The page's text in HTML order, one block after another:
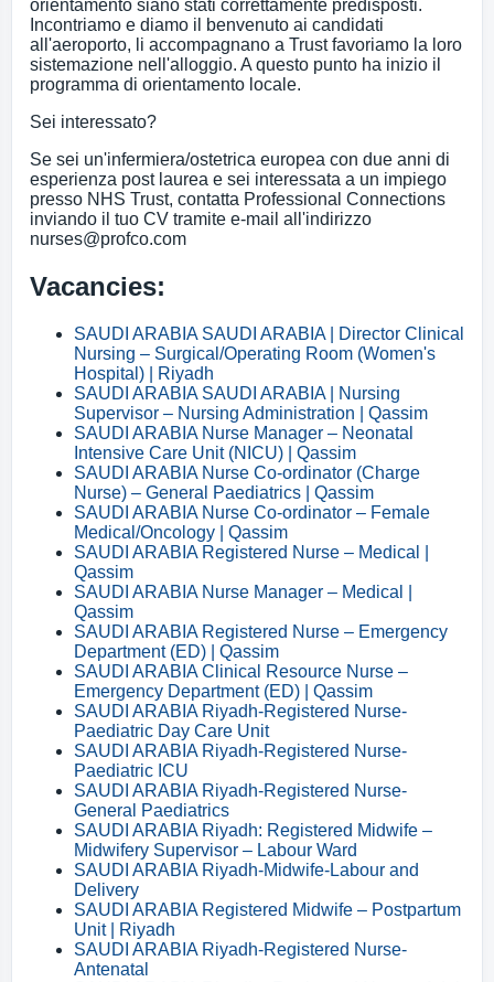
orientamento siano stati correttamente predisposti.
Incontriamo e diamo il benvenuto ai candidati
all'aeroporto, li accompagnano a Trust favoriamo la loro
sistemazione nell'alloggio. A questo punto ha inizio il
programma di orientamento locale.
Sei interessato?
Se sei un'infermiera/ostetrica europea con due anni di
esperienza post laurea e sei interessata a un impiego
presso NHS Trust, contatta Professional Connections
inviando il tuo CV tramite e-mail all'indirizzo
nurses@profco.com
Vacancies:
SAUDI ARABIA SAUDI ARABIA | Director Clinical
Nursing – Surgical/Operating Room (Women's
Hospital) | Riyadh
SAUDI ARABIA SAUDI ARABIA | Nursing
Supervisor – Nursing Administration | Qassim
SAUDI ARABIA Nurse Manager – Neonatal
Intensive Care Unit (NICU) | Qassim
SAUDI ARABIA Nurse Co-ordinator (Charge
Nurse) – General Paediatrics | Qassim
SAUDI ARABIA Nurse Co-ordinator – Female
Medical/Oncology | Qassim
SAUDI ARABIA Registered Nurse – Medical |
Qassim
SAUDI ARABIA Nurse Manager – Medical |
Qassim
SAUDI ARABIA Registered Nurse – Emergency
Department (ED) | Qassim
SAUDI ARABIA Clinical Resource Nurse –
Emergency Department (ED) | Qassim
SAUDI ARABIA Riyadh-Registered Nurse-
Paediatric Day Care Unit
SAUDI ARABIA Riyadh-Registered Nurse-
Paediatric ICU
SAUDI ARABIA Riyadh-Registered Nurse-
General Paediatrics
SAUDI ARABIA Riyadh: Registered Midwife –
Midwifery Supervisor – Labour Ward
SAUDI ARABIA Riyadh-Midwife-Labour and
Delivery
SAUDI ARABIA Registered Midwife – Postpartum
Unit | Riyadh
SAUDI ARABIA Riyadh-Registered Nurse-
Antenatal